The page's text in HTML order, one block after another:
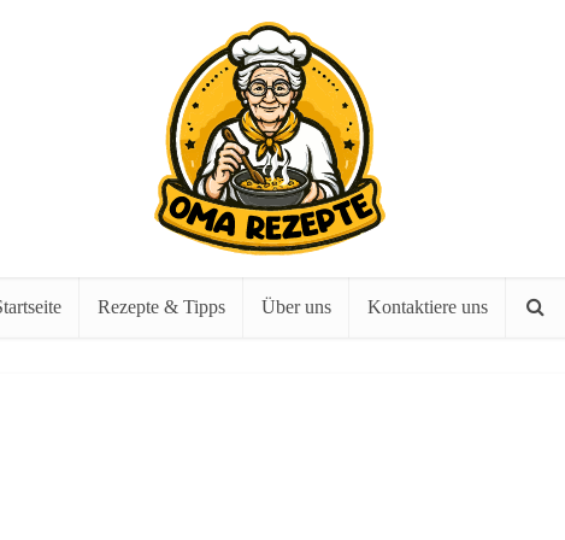
Rezepte & Tipps Über uns Kontaktiere uns